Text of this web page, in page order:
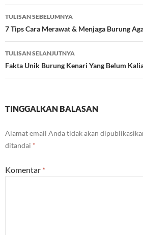
Navigasi
Tulisan
TULISAN SEBELUMNYA
7 Tips Cara Merawat & Menjaga Burung
TULISAN SELANJUTNYA
Fakta Unik Burung Kenari Yang Belum
TINGGALKAN BALASAN
Alamat email Anda tidak akan
ditandai *
Komentar *